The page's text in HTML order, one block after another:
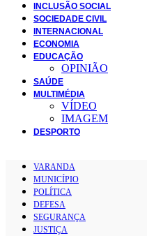
INCLUSÃO SOCIAL
SOCIEDADE CIVIL
INTERNACIONAL
ECONOMIA
EDUCAÇÃO
OPINIÃO
SAÚDE
MULTIMÉDIA
VÍDEO
IMAGEM
DESPORTO
VARANDA
MUNICÍPIO
POLÍTICA
DEFESA
SEGURANÇA
JUSTIÇA